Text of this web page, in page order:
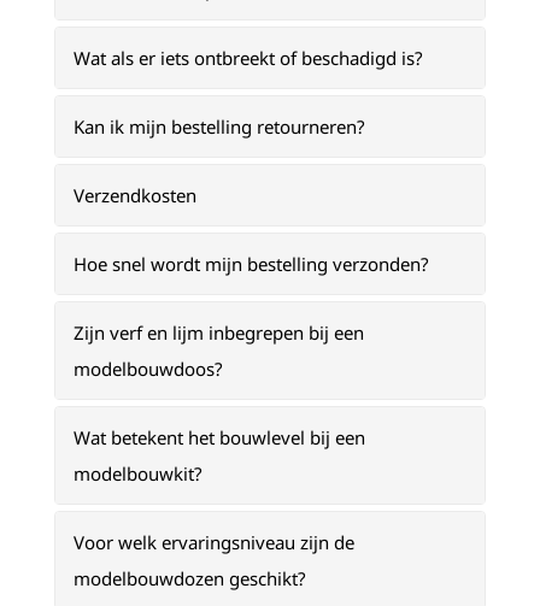
Wat als er iets ontbreekt of beschadigd is?
Kan ik mijn bestelling retourneren?
Verzendkosten
Hoe snel wordt mijn bestelling verzonden?
Zijn verf en lijm inbegrepen bij een
modelbouwdoos?
Wat betekent het bouwlevel bij een
modelbouwkit?
Voor welk ervaringsniveau zijn de
modelbouwdozen geschikt?